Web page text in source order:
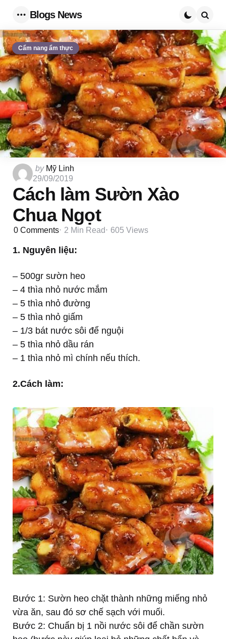
Blogs News
Cẩm nang ẩm thực
Posted
by
by Mỹ Linh
29/09/2019
Cách làm Sườn Xào
Chua Ngọt
0 Comments 2 Min Read 605 Views
1. Nguyên liệu:
– 500gr sườn heo
– 4 thìa nhỏ nước mắm
– 5 thìa nhỏ đường
– 5 thìa nhỏ giấm
– 1/3 bát nước sôi để nguội
– 5 thìa nhỏ dầu rán
– 1 thìa nhỏ mì chính nếu thích.
2.Cách làm:
Bước 1: Sườn heo chặt thành những miếng nhỏ
vừa ăn, sau đó sơ chế sạch với muối.
Bước 2: Chuẩn bị 1 nồi nước sôi để chần sườn